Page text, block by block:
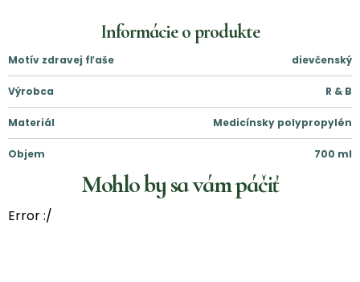
Informácie o produkte
Motív zdravej fľaše dievčenský
Výrobca R & B
Materiál Medicínsky polypropylén
Objem 700 ml
Mohlo by sa vám páčiť
Error :/